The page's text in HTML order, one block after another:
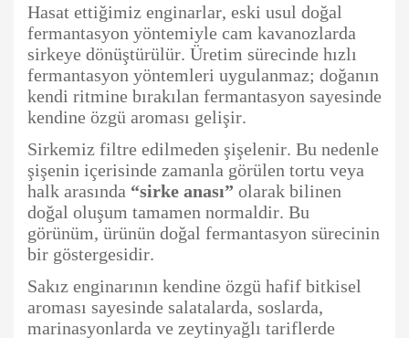
Hasat ettiğimiz enginarlar, eski usul doğal
fermantasyon yöntemiyle cam kavanozlarda
sirkeye dönüştürülür. Üretim sürecinde hızlı
fermantasyon yöntemleri uygulanmaz; doğanın
kendi ritmine bırakılan fermantasyon sayesinde
kendine özgü aroması gelişir.
Sirkemiz filtre edilmeden şişelenir. Bu nedenle
şişenin içerisinde zamanla görülen tortu veya
halk arasında “sirke anası” olarak bilinen
doğal oluşum tamamen normaldir. Bu
görünüm, ürünün doğal fermantasyon sürecinin
bir göstergesidir.
Sakız enginarının kendine özgü hafif bitkisel
aroması sayesinde salatalarda, soslarda,
marinasyonlarda ve zeytinyağlı tariflerde